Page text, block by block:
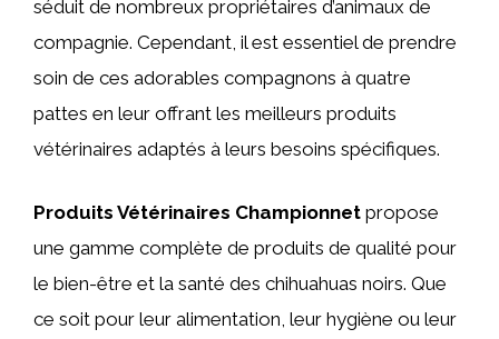
séduit de nombreux propriétaires d’animaux de
compagnie. Cependant, il est essentiel de prendre
soin de ces adorables compagnons à quatre
pattes en leur offrant les meilleurs produits
vétérinaires adaptés à leurs besoins spécifiques.
Produits Vétérinaires Championnet propose
une gamme complète de produits de qualité pour
le bien-être et la santé des chihuahuas noirs. Que
ce soit pour leur alimentation, leur hygiène ou leur